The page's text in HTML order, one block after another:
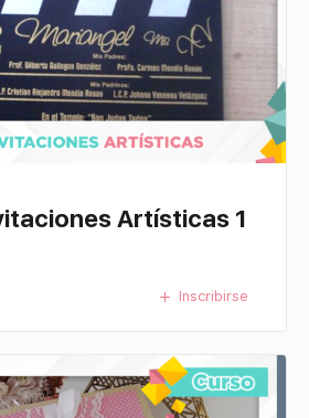
Artísticas 1
Inscribirse